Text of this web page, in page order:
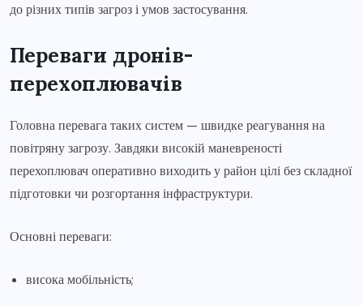
до різних типів загроз і умов застосування.
Переваги дронів-
перехоплювачів
Головна перевага таких систем — швидке реагування на
повітряну загрозу. Завдяки високій маневреності
перехоплювач оперативно виходить у район цілі без складної
підготовки чи розгортання інфраструктури.
Основні переваги:
висока мобільність;